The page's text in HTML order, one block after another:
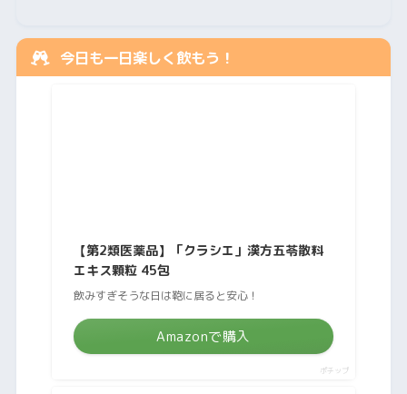
今日も一日楽しく飲もう！
【第2類医薬品】「クラシエ」漢方五苓散料
エキス顆粒 45包
飲みすぎそうな日は鞄に居ると安心！
Amazonで購入
ポチップ